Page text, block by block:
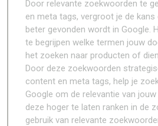
Door relevante zoekwoorden te
en meta tags, vergroot je de
beter gevonden wordt in Google.
te begrijpen welke termen jouw
het zoeken naar producten of
Door deze zoekwoorden
content en meta tags, help je
Google om de relevantie van
deze hoger te laten ranken in de
gebruik van relevante